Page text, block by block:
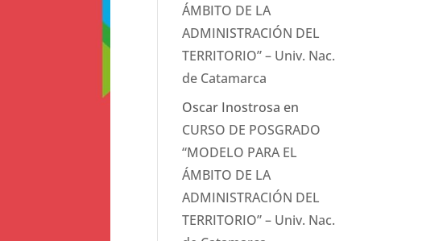
ÁMBITO DE LA
ADMINISTRACIÓN DEL
TERRITORIO” – Univ. Nac.
de Catamarca
Oscar Inostrosa en
CURSO DE POSGRADO
“MODELO PARA EL
ÁMBITO DE LA
ADMINISTRACIÓN DEL
TERRITORIO” – Univ. Nac.